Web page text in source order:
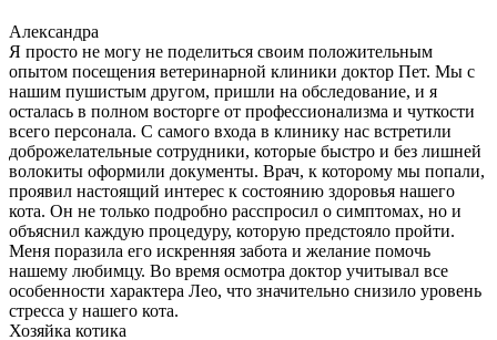
Александра
Я просто не могу не поделиться своим положительным
опытом посещения ветеринарной клиники доктор Пет. Мы с
нашим пушистым другом, пришли на обследование, и я
осталась в полном восторге от профессионализма и чуткости
всего персонала. С самого входа в клинику нас встретили
доброжелательные сотрудники, которые быстро и без лишней
волокиты оформили документы. Врач, к которому мы попали,
проявил настоящий интерес к состоянию здоровья нашего
кота. Он не только подробно расспросил о симптомах, но и
объяснил каждую процедуру, которую предстояло пройти.
Меня поразила его искренняя забота и желание помочь
нашему любимцу. Во время осмотра доктор учитывал все
особенности характера Лео, что значительно снизило уровень
стресса у нашего кота.
Хозяйка котика